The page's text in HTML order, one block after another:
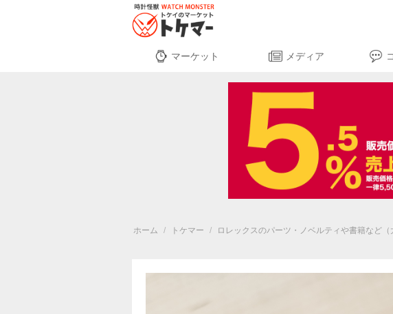
マーケット メディア
ホーム / トケマー / ロレックスのパーツ・ノベルティや書籍など（